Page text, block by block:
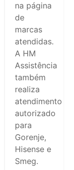
na página
de
marcas
atendidas.
A HM
Assistência
também
realiza
atendimento
autorizado
para
Gorenje,
Hisense e
Smeg.